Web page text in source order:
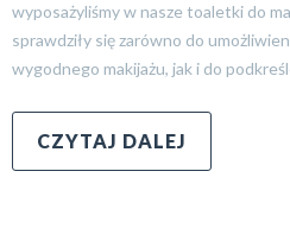
wyposażyliśmy w nasze toaletki do
sprawdziły się zarówno do
wygodnego makijażu, jak i do
CZYTAJ DALEJ